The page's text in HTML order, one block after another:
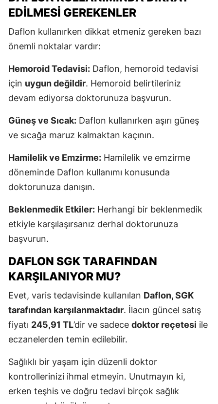
EDILMESI GEREKENLER
Daflon kullanırken dikkat etmeniz gereken bazı
önemli noktalar vardır:
Hemoroid Tedavisi: Daflon, hemoroid tedavisi
için uygun değildir. Hemoroid belirtileriniz
devam ediyorsa doktorunuza başvurun.
Güneş ve Sıcak: Daflon kullanırken aşırı güneş
ve sıcağa maruz kalmaktan kaçının.
Hamilelik ve Emzirme: Hamilelik ve emzirme
döneminde Daflon kullanımı konusunda
doktorunuza danışın.
Beklenmedik Etkiler: Herhangi bir beklenmedik
etkiyle karşılaşırsanız derhal doktorunuza
başvurun.
DAFLON SGK TARAFINDAN
KARŞILANIYOR MU?
Evet, varis tedavisinde kullanılan Daflon, SGK
tarafından karşılanmaktadır. İlacın güncel satış
fiyatı 245,91 TL’dir ve sadece doktor reçetesi ile
eczanelerden temin edilebilir.
Sağlıklı bir yaşam için düzenli doktor
kontrollerinizi ihmal etmeyin. Unutmayın ki,
erken teşhis ve doğru tedavi birçok sağlık